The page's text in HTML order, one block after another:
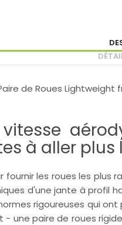
Paire de Roues
à aller plus
les roues les plus
d'une jante à profil
rigoureuses qui
- une paire de roues